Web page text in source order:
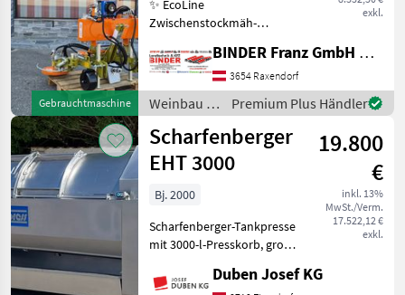
Gebrauchtmaschine
exkl.
✨ EcoLine
Zwischenstockmäh-
Ostraticky MSO-400HP ✔️
durch Eigenölversorgung
ist Mähen auch ✔️ mit
kleineren Traktoren
problemlos möglich!
BINDER Franz GmbH & CoKG
3654 Raxendorf
Weinbau /
Sonstige
Premium Plus Händler
Scharfenberger
EHT 3000
19.800
€
inkl. 13%
MwSt./Verm.
17.522,12 €
exkl.
Bj. 2000
Scharfenberger-Tankpresse
mit 3000-l-Presskorb, große
verschiebbaren Türen,Duben Josef KG